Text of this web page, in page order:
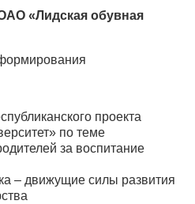
«Лидская обувная
проекта
по теме
за воспитание
– движущие силы развития